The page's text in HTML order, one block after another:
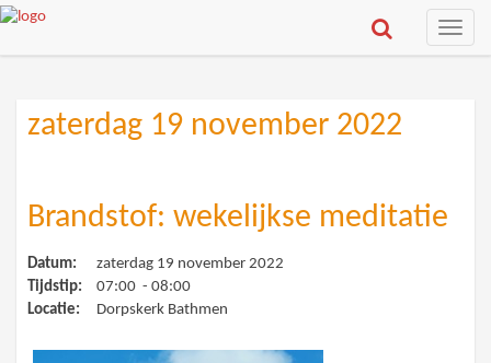
Toggle
zaterdag 19 november 2022
Brandstof: wekelijkse meditatie
Datum:
zaterdag 19 november 2022
Tijdstip:
07:00 - 08:00
Locatie:
Dorpskerk Bathmen